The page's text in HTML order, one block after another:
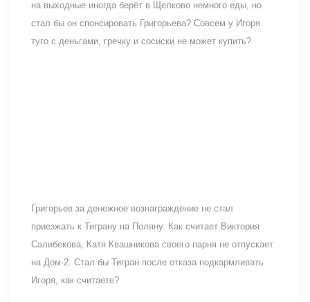
на выходные иногда берёт в Щелково немного еды, но
стал бы он спонсировать Григорьева? Совсем у Игоря
туго с деньгами, гречку и сосиски не может купить?
Григорьев за денежное вознаграждение не стал
приезжать к Тиграну на Поляну. Как считает Виктория
Салибекова, Катя Квашникова своего парня не отпускает
на Дом-2. Стал бы Тигран после отказа подкармливать
Игоря, как считаете?